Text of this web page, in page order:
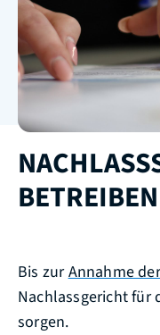
BETREIBEN
Bis zurAnnahme
Nachlassgericht für
sorgen.